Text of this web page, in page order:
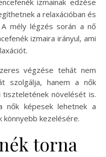
a relaxációban és
mély légzés során a nő
izmaira irányul, ami
végzése tehát nem
szolgálja, hanem a nők
növelését is.
nők képesek lehetnek a
könnyebb kezelésére.
torna